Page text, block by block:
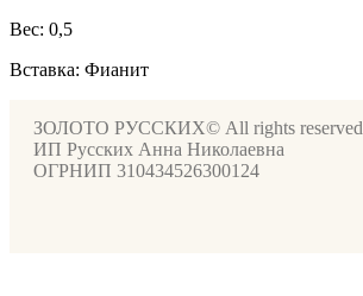
Вес: 0,5
Вставка: Фианит
ЗОЛОТО РУССКИХ© All rights reserved
ИП Русских Анна Николаевна
ОГРНИП 310434526300124